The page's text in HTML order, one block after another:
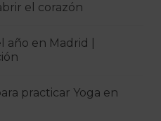
el corazón
año en Madrid |
practicar Yoga en